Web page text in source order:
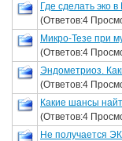
Где сделать эко
(Ответов:4
Микро-Тезе при
(Ответов:4
Эндометриоз.
(Ответов:4
Какие шансы
(Ответов:4
Не получается